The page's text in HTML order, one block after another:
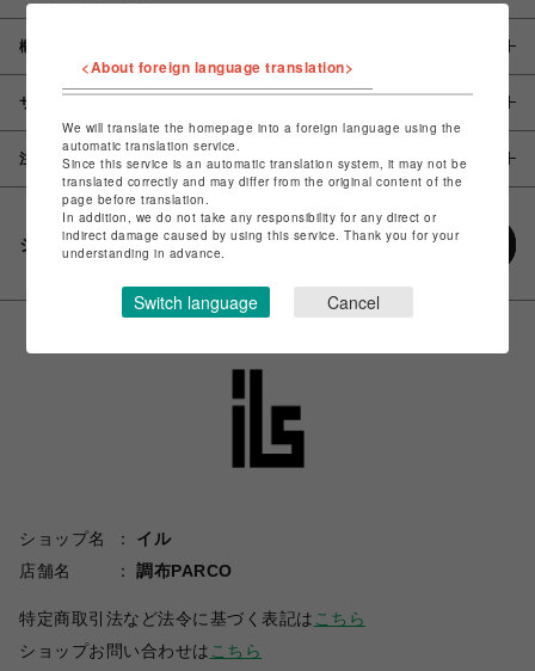
概要
サイズ
注意事項
シェアする
ショップ名
イル
店舗名
調布PARCO
特定商取引法など法令に基づく表記は こちら
ショップお問い合わせは こちら
<About foreign language translation>
We will translate the homepage into a foreign language using the
automatic translation service.
Since this service is an automatic translation system, it may not be
translated correctly and may differ from the original content of the
page before translation.
In addition, we do not take any responsibility for any direct or
indirect damage caused by using this service. Thank you for your
understanding in advance.
Switch language Cancel